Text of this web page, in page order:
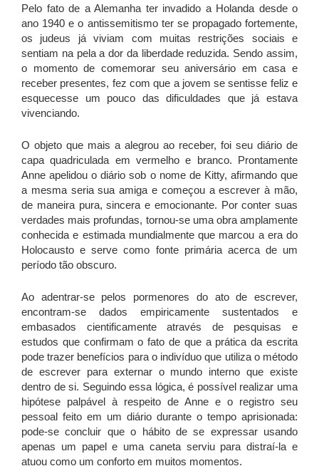
Pelo fato de a Alemanha ter invadido a Holanda desde o
ano 1940 e o antissemitismo ter se propagado fortemente,
os judeus já viviam com muitas restrições sociais e
sentiam na pela a dor da liberdade reduzida. Sendo assim,
o momento de comemorar seu aniversário em casa e
receber presentes, fez com que a jovem se sentisse feliz e
esquecesse um pouco das dificuldades que já estava
vivenciando.
O objeto que mais a alegrou ao receber, foi seu diário de
capa quadriculada em vermelho e branco. Prontamente
Anne apelidou o diário sob o nome de Kitty, afirmando que
a mesma seria sua amiga e começou a escrever à mão,
de maneira pura, sincera e emocionante. Por conter suas
verdades mais profundas, tornou-se uma obra amplamente
conhecida e estimada mundialmente que marcou a era do
Holocausto e serve como fonte primária acerca de um
período tão obscuro.
Ao adentrar-se pelos pormenores do ato de escrever,
encontram-se dados empiricamente sustentados e
embasados cientificamente através de pesquisas e
estudos que confirmam o fato de que a prática da escrita
pode trazer benefícios para o indivíduo que utiliza o método
de escrever para externar o mundo interno que existe
dentro de si. Seguindo essa lógica, é possível realizar uma
hipótese palpável à respeito de Anne e o registro seu
pessoal feito em um diário durante o tempo aprisionada:
pode-se concluir que o hábito de se expressar usando
apenas um papel e uma caneta serviu para distraí-la e
atuou como um conforto em muitos momentos.